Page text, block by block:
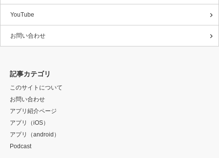
YouTube
お問い合わせ
記事カテゴリ
このサイトについて
お問い合わせ
アプリ紹介ページ
アプリ（iOS）
アプリ（android）
Podcast